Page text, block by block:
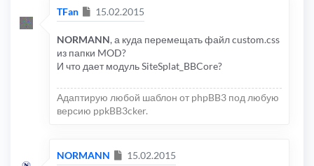
TFan Сообщение
15.02.2015
NORMANN, а куда перемещать файл custom.css
из папки MOD?
И что дает модуль SiteSplat_BBCore?
Адаптирую любой шаблон от phpBB3 под любую
версию ppkBB3cker.
NORMANN Сообщение
15.02.2015